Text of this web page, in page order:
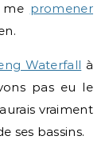
me promener
Waterfall à
pas eu le
vraiment
ses bassins.